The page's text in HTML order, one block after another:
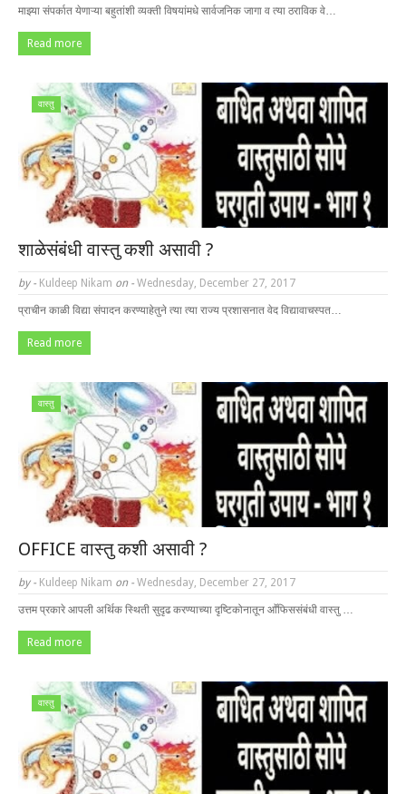
माझ्या संपर्कात येणाऱ्या बहुतांशी व्यक्ती विषयांमधे सार्वजनिक जागा व त्या ठराविक वे…
Read more
वास्तु
शाळेसंबंधी वास्तु कशी असावी ?
by - Kuldeep Nikam on - Wednesday, December 27, 2017
प्राचीन काळी विद्या संपादन करण्याहेतुने त्या त्या राज्य प्रशासनात वेद विद्यावाचस्पत…
Read more
वास्तु
OFFICE वास्तु कशी असावी ?
by - Kuldeep Nikam on - Wednesday, December 27, 2017
उत्तम प्रकारे आपली अर्थिक स्थिती सुदृढ करण्याच्या दृष्टिकोनातून आॕफिससंबंधी वास्तु …
Read more
वास्तु